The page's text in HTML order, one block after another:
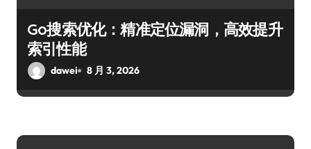
Go搜索优化：精准定位漏洞，高效提升
索引性能
dawei 8 月 3, 2026